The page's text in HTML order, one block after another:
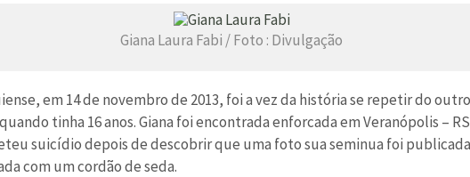
Giana Laura Fabi / Foto : Divulgação
em 14 de novembro de 2013, foi a vez da história se repetir do
tinha 16 anos. Giana foi encontrada enforcada em Veranópolis –
suicídio depois de descobrir que uma foto sua seminua foi
com um cordão de seda.